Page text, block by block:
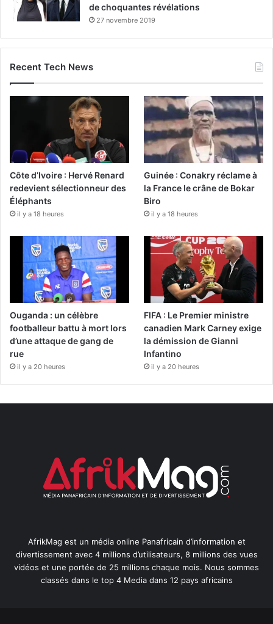
de choquantes révélations
27 novembre 2019
Recent Tech News
Côte d’Ivoire : Hervé Renard
redevient sélectionneur des
Éléphants
il y a 18 heures
Guinée : Conakry réclame à
la France le crâne de Bokar
Biro
il y a 18 heures
Ouganda : un célèbre
footballeur battu à mort lors
d’une attaque de gang de
rue
il y a 20 heures
FIFA : Le Premier ministre
canadien Mark Carney exige
la démission de Gianni
Infantino
il y a 20 heures
AfrikMag est un média online Panafricain d’information et
divertissement avec 4 millions d’utilisateurs, 8 millions des vues
vidéos et une portée de 25 millions chaque mois. Nous sommes
classés dans le top 4 Media dans 12 pays africains